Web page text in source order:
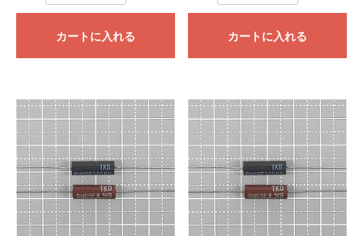
カートに入れる カートに入れる